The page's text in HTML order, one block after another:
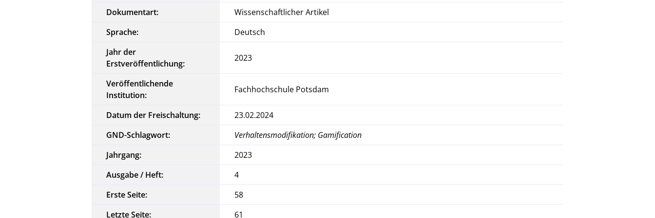
Dokumentart:
Wissenschaftlicher Artikel
Sprache:
Deutsch
Jahr der
Erstveröffentlichung:
2023
Veröffentlichende
Institution:
Fachhochschule Potsdam
Datum der Freischaltung:
23.02.2024
GND-Schlagwort:
Verhaltensmodifikation; Gamification
Jahrgang:
2023
Ausgabe / Heft:
4
Erste Seite:
58
Letzte Seite:
61